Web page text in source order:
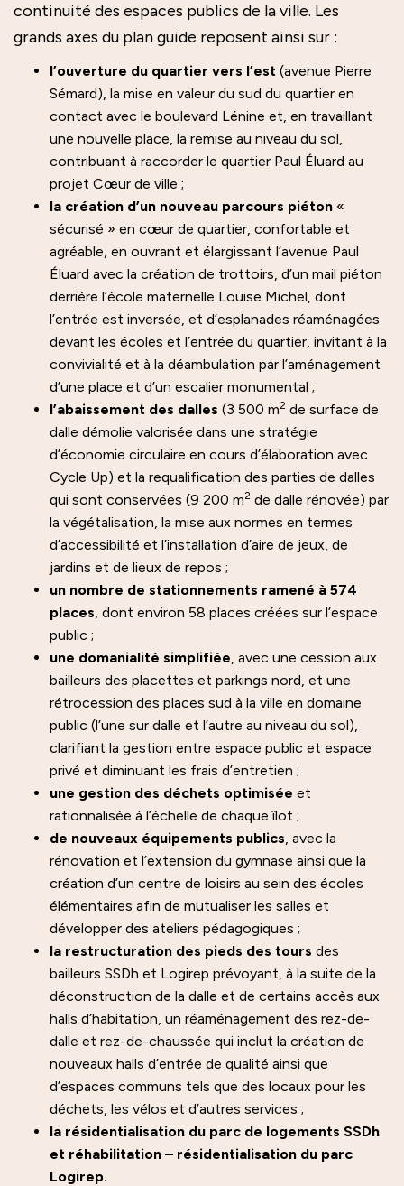
continuité des espaces publics de la ville. Les
grands axes du plan guide reposent ainsi sur :
l’ouverture du quartier vers l’est (avenue Pierre
Sémard), la mise en valeur du sud du quartier en
contact avec le boulevard Lénine et, en travaillant
une nouvelle place, la remise au niveau du sol,
contribuant à raccorder le quartier Paul Éluard au
projet Cœur de ville ;
la création d’un nouveau parcours piéton «
sécurisé » en cœur de quartier, confortable et
agréable, en ouvrant et élargissant l’avenue Paul
Éluard avec la création de trottoirs, d’un mail piéton
derrière l’école maternelle Louise Michel, dont
l’entrée est inversée, et d’esplanades réaménagées
devant les écoles et l’entrée du quartier, invitant à la
convivialité et à la déambulation par l’aménagement
d’une place et d’un escalier monumental ;
l’abaissement des dalles (3 500 m2 de surface de
dalle démolie valorisée dans une stratégie
d’économie circulaire en cours d’élaboration avec
Cycle Up) et la requalification des parties de dalles
qui sont conservées (9 200 m2 de dalle rénovée) par
la végétalisation, la mise aux normes en termes
d’accessibilité et l’installation d’aire de jeux, de
jardins et de lieux de repos ;
un nombre de stationnements ramené à 574
places, dont environ 58 places créées sur l’espace
public ;
une domanialité simplifiée, avec une cession aux
bailleurs des placettes et parkings nord, et une
rétrocession des places sud à la ville en domaine
public (l’une sur dalle et l’autre au niveau du sol),
clarifiant la gestion entre espace public et espace
privé et diminuant les frais d’entretien ;
une gestion des déchets optimisée et
rationnalisée à l’échelle de chaque îlot ;
de nouveaux équipements publics, avec la
rénovation et l’extension du gymnase ainsi que la
création d’un centre de loisirs au sein des écoles
élémentaires afin de mutualiser les salles et
développer des ateliers pédagogiques ;
la restructuration des pieds des tours des
bailleurs SSDh et Logirep prévoyant, à la suite de la
déconstruction de la dalle et de certains accès aux
halls d’habitation, un réaménagement des rez-de-
dalle et rez-de-chaussée qui inclut la création de
nouveaux halls d’entrée de qualité ainsi que
d’espaces communs tels que des locaux pour les
déchets, les vélos et d’autres services ;
la résidentialisation du parc de logements SSDh
et réhabilitation – résidentialisation du parc
Logirep.